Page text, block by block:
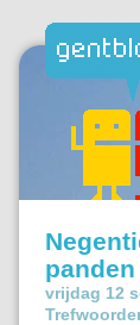
panden
vrijdag 12